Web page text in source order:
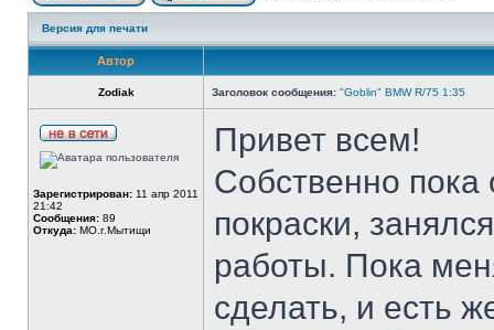
Версия для печати
Автор
Zodiak Заголовок сообщения: "Goblin" BMW R/75 1:35
Зарегистрирован: 11 апр 2011
21:42
Сообщения: 89
Откуда: МО.г.Мытищи
Привет всем!
Собственно
покраски,
работы. Пока
сделать, и есть